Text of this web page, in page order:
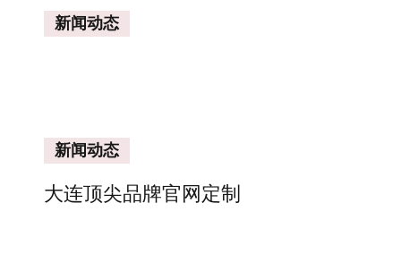
新闻动态
新闻动态
大连顶尖品牌官网定制